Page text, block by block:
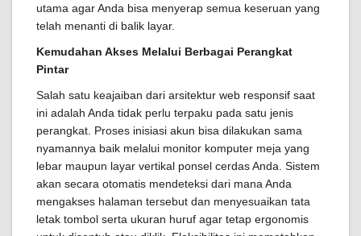
utama agar Anda bisa menyerap semua keseruan yang
telah menanti di balik layar.
Kemudahan Akses Melalui Berbagai Perangkat
Pintar
Salah satu keajaiban dari arsitektur web responsif saat
ini adalah Anda tidak perlu terpaku pada satu jenis
perangkat. Proses inisiasi akun bisa dilakukan sama
nyamannya baik melalui monitor komputer meja yang
lebar maupun layar vertikal ponsel cerdas Anda. Sistem
akan secara otomatis mendeteksi dari mana Anda
mengakses halaman tersebut dan menyesuaikan tata
letak tombol serta ukuran huruf agar tetap ergonomis